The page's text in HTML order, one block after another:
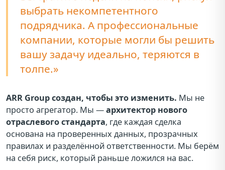
выбрать некомпетентного
подрядчика. А профессиональные
компании, которые могли бы решить
вашу задачу идеально, теряются в
толпе.»
ARR Group создан, чтобы это изменить. Мы не
просто агрегатор. Мы —архитектор нового
отраслевого стандарта, где каждая сделка
основана на проверенных данных, прозрачных
правилах и разделённой ответственности. Мы берём
на себя риск, который раньше ложился на вас.